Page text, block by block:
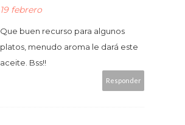
19 febrero
Que buen recurso para algunos
platos, menudo aroma le dará este
aceite. Bss!!
Responder